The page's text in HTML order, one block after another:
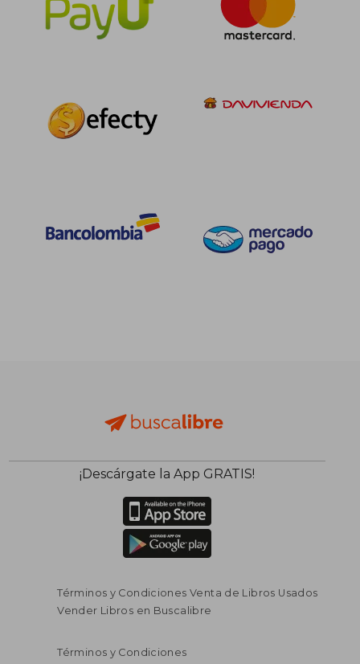
¡Descárgate la App GRATIS!
Términos y Condiciones Venta de Libros Usados
Vender Libros en Buscalibre
Términos y Condiciones